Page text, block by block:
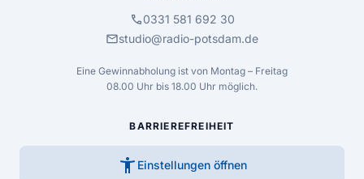
call0331 581 692 30
mailstudio@radio-potsdam.de
Eine Gewinnabholung ist von Montag – Freitag
08.00 Uhr bis 18.00 Uhr möglich.
BARRIEREFREIHEIT
accessibility_new Einstellungen öffnen